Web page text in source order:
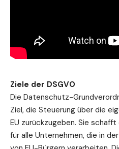
Ziele der DSGVO
Die Datenschutz-
Ziel, die Steuerung über die
EU zurückzugeben. Sie
für alle Unternehmen, die in